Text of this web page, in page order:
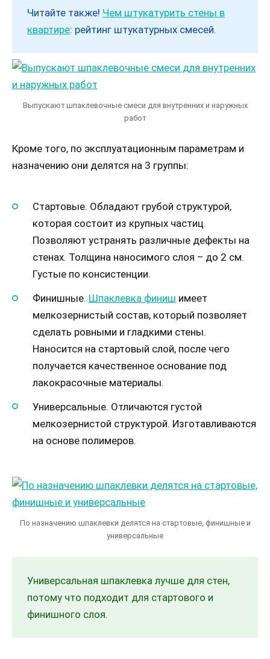
Читайте также! Чем штукатурить стены в
квартире: рейтинг штукатурных смесей.
Выпускают шпаклевочные смеси для внутренних и наружных
работ
Кроме того, по эксплуатационным параметрам и
назначению они делятся на 3 группы:
Стартовые. Обладают грубой структурой,
которая состоит из крупных частиц.
Позволяют устранять различные дефекты на
стенах. Толщина наносимого слоя – до 2 см.
Густые по консистенции.
Финишные. Шпаклевка финиш имеет
мелкозернистый состав, который позволяет
сделать ровными и гладкими стены.
Наносится на стартовый слой, после чего
получается качественное основание под
лакокрасочные материалы.
Универсальные. Отличаются густой
мелкозернистой структурой. Изготавливаются
на основе полимеров.
По назначению шпаклевки делятся на стартовые, финишные и
универсальные
Универсальная шпаклевка лучше для стен,
потому что подходит для стартового и
финишного слоя.